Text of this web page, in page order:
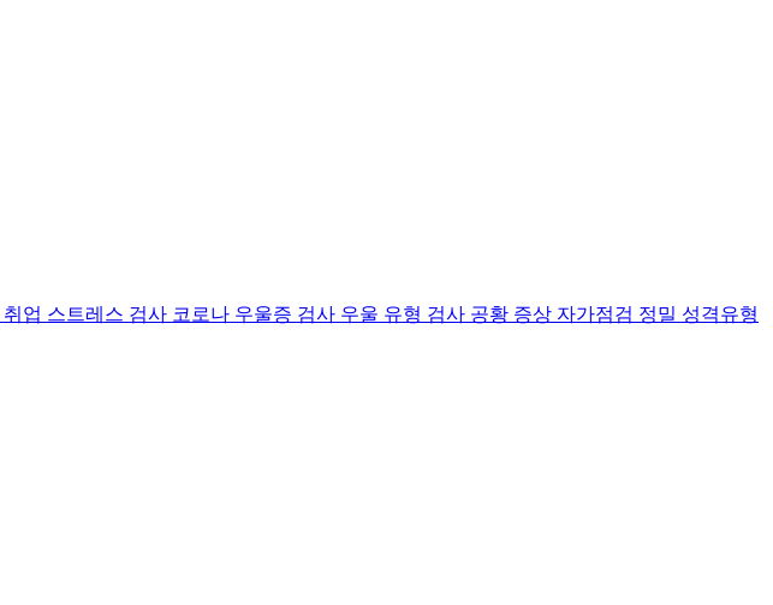
취업 스트레스 검사 코로나 우울증 검사 우울 유형 검사 공황 증상 자가점검 정밀 성격유형